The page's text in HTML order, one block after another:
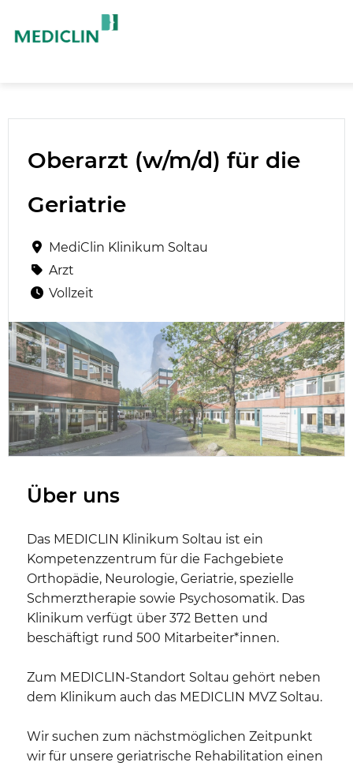
Oberarzt (w/m/d) für die
Geriatrie
MediClin Klinikum Soltau
Arzt
Vollzeit
Über uns
Das MEDICLIN Klinikum Soltau ist ein
Kompetenzzentrum für die Fachgebiete
Orthopädie, Neurologie, Geriatrie, spezielle
Schmerztherapie sowie Psychosomatik. Das
Klinikum verfügt über 372 Betten und
beschäftigt rund 500 Mitarbeiter*innen.
Zum MEDICLIN-Standort Soltau gehört neben
dem Klinikum auch das MEDICLIN MVZ Soltau.
Wir suchen zum nächstmöglichen Zeitpunkt
wir für unsere geriatrische Rehabilitation einen